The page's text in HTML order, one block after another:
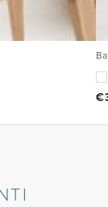
€